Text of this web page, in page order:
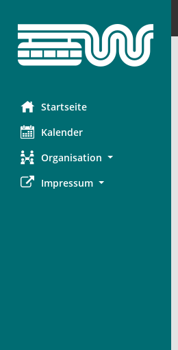
Startseite
Kalender
Organisation
Impressum